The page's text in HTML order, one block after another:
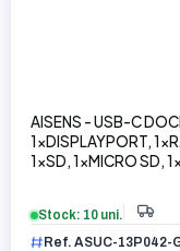
AISENS - USB-C
1xDISPLAYPORT,
1xSD, 1xMICRO SD,
Stock: 10 uni.
Ref. ASUC-13P042-